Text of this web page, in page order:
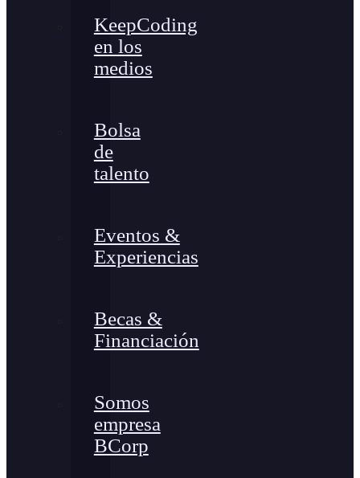
KeepCoding
en los
medios
Bolsa
de
talento
Eventos &
Experiencias
Becas &
Financiación
Somos
empresa
BCorp